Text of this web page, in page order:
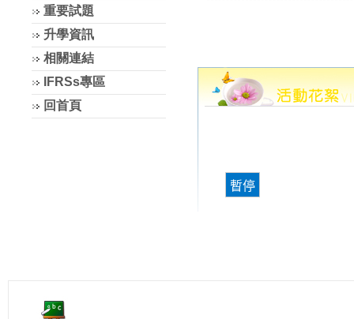
重要試題
升學資訊
相關連結
IFRSs專區
回首頁